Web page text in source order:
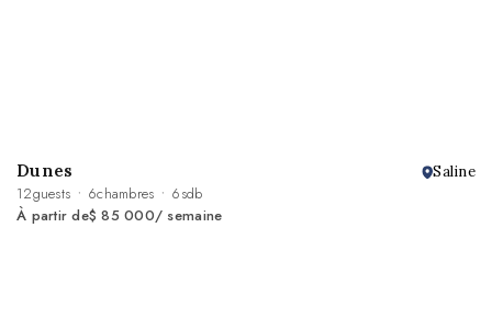
Dunes Saline
12guests 6chambres 6sdb
À partir de$ 85 000/ semaine